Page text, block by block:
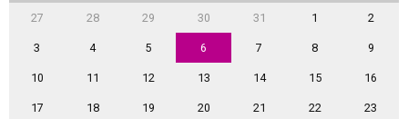
27 28 29 30 31 1 2
3 4 5 6 7 8 9
10 11 12 13 14 15 16
17 18 19 20 21 22 23